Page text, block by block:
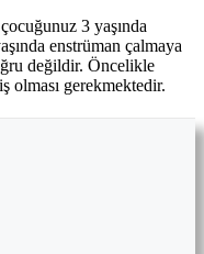
3 yaşında
enstrüman çalmaya
değildir. Öncelikle
olması gerekmektedir.